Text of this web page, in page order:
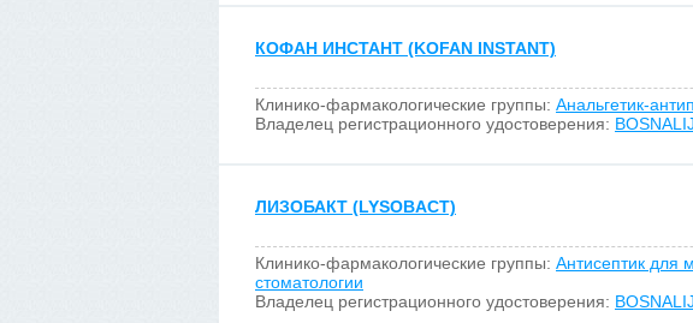
КОФАН ИНСТАНТ (KOFAN INSTANT)
Клинико-фармакологические группы: Анальгетик-
Владелец регистрационного удостоверения:
ЛИЗОБАКТ (LYSOBACT)
Клинико-фармакологические группы: Антисептик для
стоматологии
Владелец регистрационного удостоверения: